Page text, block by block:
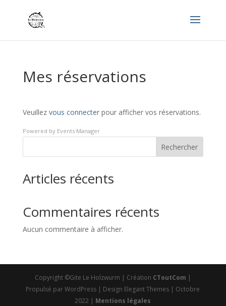
Mes réservations
Veuillez vous connecterpour afficher vos réservations.
Powered by Events Manager
Rechercher
Articles récents
Commentaires récents
Aucun commentaire à afficher.
Copyright ©Gite Le Holzwurm | Création CToutCom |
Propulsé par WordPress | Design Elegant Themes | Octobre
2022 | Mentions légales